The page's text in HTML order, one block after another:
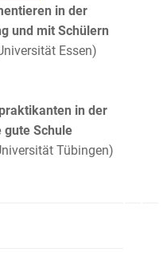
in der
und mit Schülern
Essen)
in der
gute Schule
Tübingen)